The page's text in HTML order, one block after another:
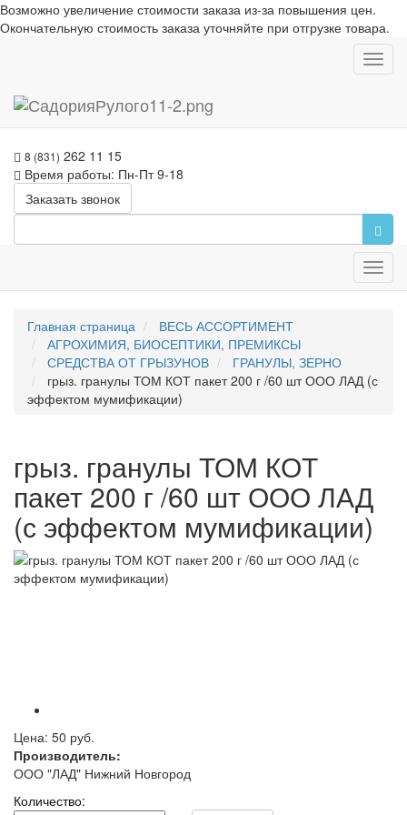
Возможно увеличение стоимости заказа из-за повышения цен.
Окончательную стоимость заказа уточняйте при отгрузке товара.
8 (831) 262 11 15
Время работы: Пн-Пт 9-18
Заказать звонок
Главная страница
ВЕСЬ АССОРТИМЕНТ
АГРОХИМИЯ, БИОСЕПТИКИ, ПРЕМИКСЫ
СРЕДСТВА ОТ ГРЫЗУНОВ
ГРАНУЛЫ, ЗЕРНО
грыз. гранулы ТОМ КОТ пакет 200 г /60 шт ООО ЛАД (с
эффектом мумификации)
грыз. гранулы ТОМ КОТ
пакет 200 г /60 шт ООО ЛАД
(с эффектом мумификации)
Цена: 50 руб.
Производитель:
ООО "ЛАД" Нижний Новгород
Количество: